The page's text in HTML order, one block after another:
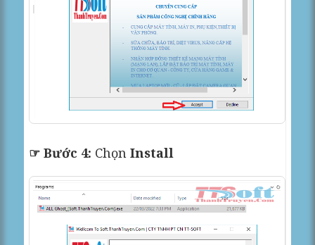
☞ Bước 4: ChọnInstall